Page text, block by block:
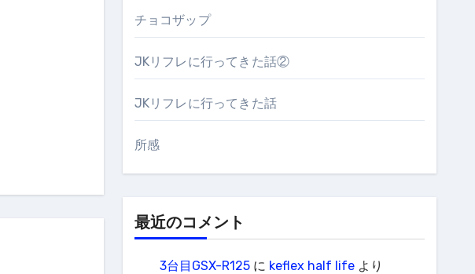
チョコザップ
JKリフレに行ってきた話②
JKリフレに行ってきた話
所感
最近のコメント
3台目GSX-R125に keflex half lifeより